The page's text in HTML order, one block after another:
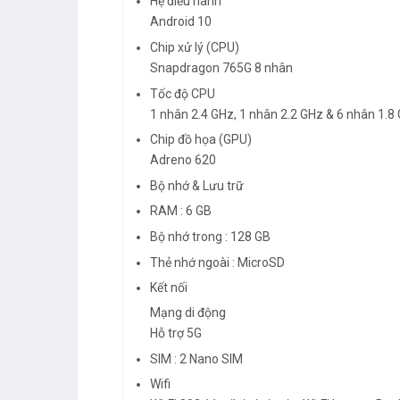
Android 10
Chip xử lý (CPU)
Snapdragon 765G 8 nhân
Tốc độ CPU
1 nhân 2.4 GHz, 1 nhân 2.2 GHz & 6 nhân 1.8
Chip đồ họa (GPU)
Adreno 620
Bộ nhớ & Lưu trữ
RAM : 6 GB
Bộ nhớ trong : 128 GB
Thẻ nhớ ngoài : MicroSD
Kết nối
Mạng di động
Hỗ trợ 5G
SIM : 2 Nano SIM
Wifi